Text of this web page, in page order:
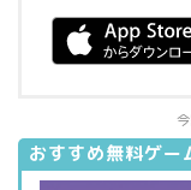
おすすめ無料ゲー